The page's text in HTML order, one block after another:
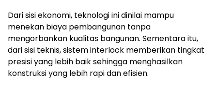
Dari sisi ekonomi, teknologi ini dinilai mampu
menekan biaya pembangunan tanpa
mengorbankan kualitas bangunan. Sementara itu,
dari sisi teknis, sistem interlock memberikan tingkat
presisi yang lebih baik sehingga menghasilkan
konstruksi yang lebih rapi dan efisien.